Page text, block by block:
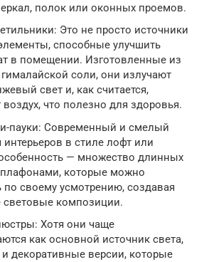
полок или оконных проемов.
Это не просто источники
способные улучшить
в помещении. Изготовленные из
соли, они излучают
свет и, как считается,
что полезно для здоровья.
пауки: Современный и смелый
интерьеров в стиле лофт или
— множество длинных
которые можно
по своему усмотрению, создавая
световые композиции.
Хотя они чаще
как основной источник света,
декоративные версии, которые